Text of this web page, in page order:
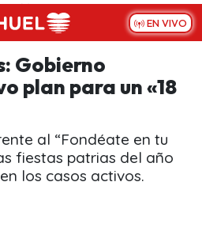
EN VIVO
Gobierno
plan para un «18
al “Fondéate en tu
fiestas patrias del año
los casos activos.